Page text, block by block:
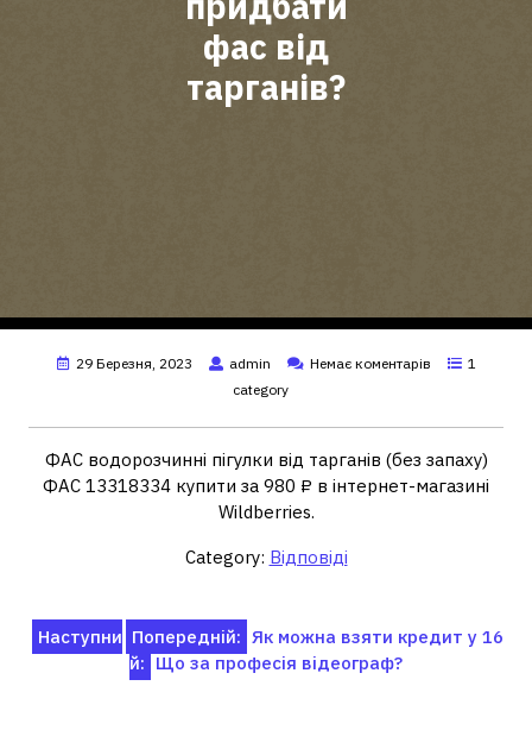
фас від
тарганів?
29 Березня, 2023 admin Немає коментарів
1
category
ФАС водорозчинні пігулки від тарганів (без запаху)
ФАС 13318334 купити за 980 ₽ в інтернет-магазині
Wildberries.
Category: Відповіді
Навігація
записів
Попередній: Як можна взяти кредит у 16
Наступни
й: Що за професія відеограф?